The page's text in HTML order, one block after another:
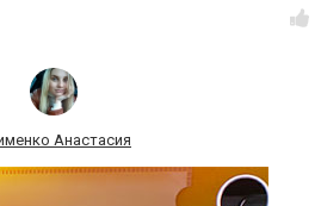
Анастасия